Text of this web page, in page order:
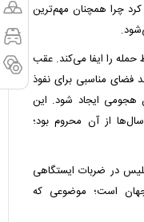
کرد چرا همچنان مهم‌ترین
را ایفا می‌کند. عقب
فضای مناسبی برای نفوذ
هجومی ایجاد شود. این
از آن محروم بود؛
در ضربات ایستگاهی
است؛ موضوعی که